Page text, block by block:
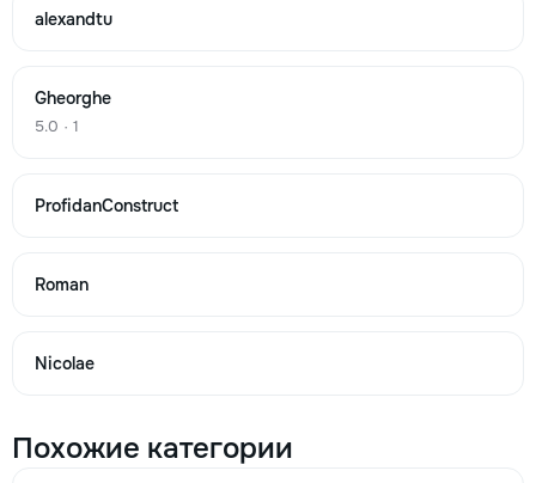
15
30
563
alexandtu
Gheorghe
5.0 · 1
ProfidanConstruct
Roman
Nicolae
Похожие категории